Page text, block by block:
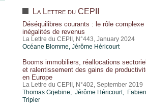
La Lettre du CEPII
Déséquilibres courants : le rôle complexe
inégalités de revenus
La Lettre du CEPII, N°443, January 2024
Océane Blomme, Jérôme Héricourt
Booms immobiliers, réallocations
et ralentissement des gains de
en Europe
La Lettre du CEPII, N°402, September 2019
Thomas Grjebine, Jérôme Héricourt, Fabien
Tripier